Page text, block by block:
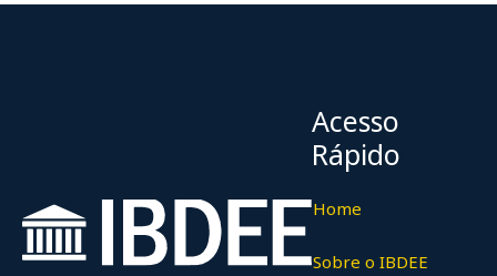
Acesso
Rápido
Home
Sobre o IBDEE